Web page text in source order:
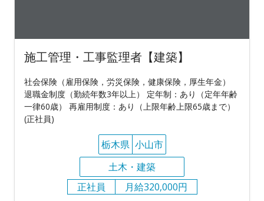
施工管理・工事監理者【建築】
社会保険（雇用保険，労災保険，健康保険，厚生年金）
退職金制度（勤続年数3年以上） 定年制：あり（定年年齢
一律60歳） 再雇用制度：あり（上限年齢上限65歳まで）
(正社員)
栃木県 小山市
土木・建築
正社員
月給320,000円